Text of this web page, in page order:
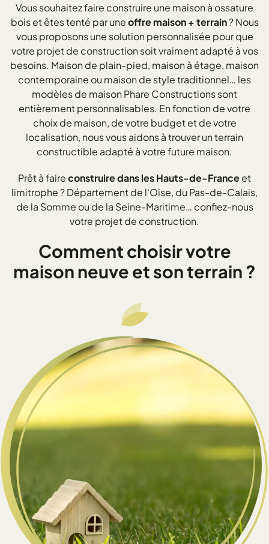
Vous souhaitez faire construire une maison à ossature
bois et êtes tenté par uneoffre maison + terrain? Nous
vous proposons une solution personnalisée pour que
votre projet de construction soit vraiment adapté à vos
besoins. Maison de plain-pied, maison à étage, maison
contemporaine ou maison de style traditionnel… les
modèles de maison Phare Constructions sont
entièrement personnalisables. En fonction de votre
choix de maison, de votre budget et de votre
localisation, nous vous aidons à trouver un terrain
constructible adapté à votre future maison.
Prêt à faireconstruire dans les Hauts-de-Franceet
limitrophe ? Département de l'Oise, du Pas-de-Calais,
de la Somme ou de la Seine-Maritime… confiez-nous
votre projet de construction.
Comment choisir votre
maison neuve et son terrain ?